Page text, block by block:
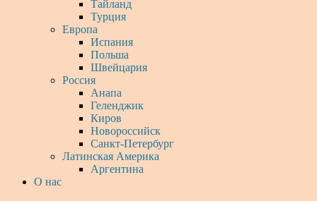
Тайланд
Турция
Европа
Испания
Польша
Швейцария
Россия
Анапа
Геленджик
Киров
Новороссийск
Санкт-Петербург
Латинская Америка
Аргентина
О нас